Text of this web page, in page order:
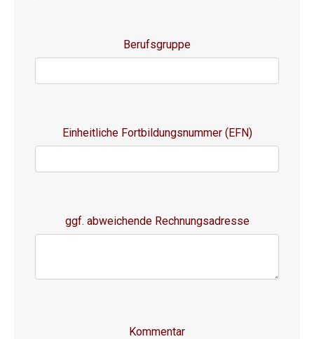
Berufsgruppe
Einheitliche Fortbildungsnummer (EFN)
ggf. abweichende Rechnungsadresse
Kommentar